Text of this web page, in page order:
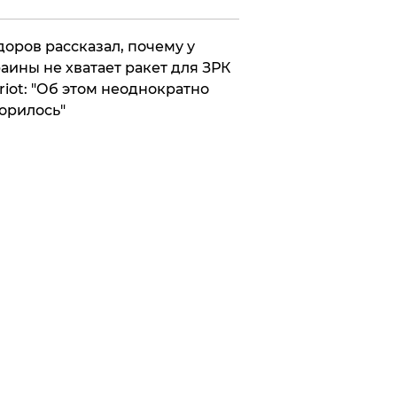
рассказал, почему у
не хватает ракет для ЗРК
"Об этом неоднократно